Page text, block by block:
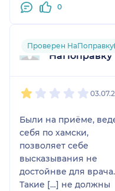
подробно объясняет
ответственно.
Индивидуальный
нему хочется
возвращаться.
0
НаПоправку
Проверен НаПоправку
Были на приёме,
себя по хамски,
позволяет себе
высказывания не
достойнве для врача.
Такие […] не должны